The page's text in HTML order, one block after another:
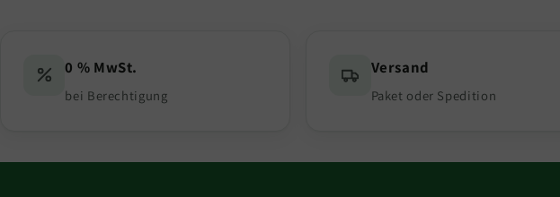
0 % MwSt.
bei Berechtigung
Versand
Paket oder Spedition